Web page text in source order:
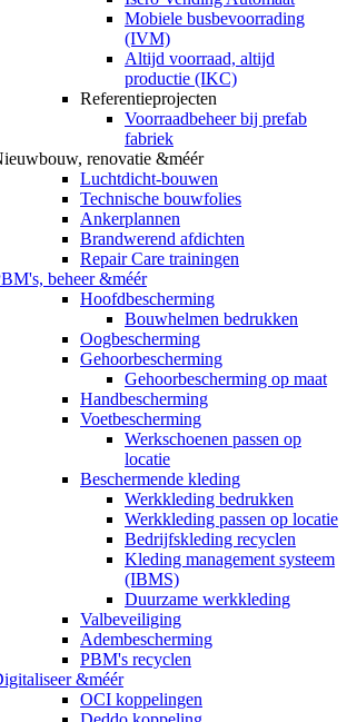
Mobiele busbevoorrading
(IVM)
Altijd voorraad, altijd
productie (IKC)
Referentieprojecten
Voorraadbeheer bij prefab
fabriek
renovatie &méér
Luchtdicht-bouwen
Technische bouwfolies
Ankerplannen
Brandwerend afdichten
Repair Care trainingen
beheer &méér
Hoofdbescherming
Bouwhelmen bedrukken
Oogbescherming
Gehoorbescherming
Gehoorbescherming op maat
Handbescherming
Voetbescherming
Werkschoenen passen op
locatie
Beschermende kleding
Werkkleding bedrukken
Werkkleding passen op locatie
Bedrijfskleding recyclen
Kleding management systeem
(IBMS)
Duurzame werkkleding
Valbeveiliging
Adembescherming
PBM's recyclen
&méér
OCI koppelingen